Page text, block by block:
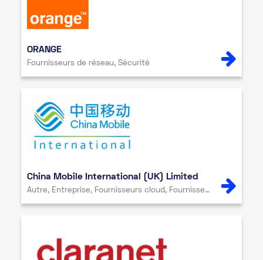
ORANGE
Fournisseurs de réseau, Sécurité
China Mobile International (UK) Limited
Autre, Entreprise, Fournisseurs cloud, Fournisseurs de contenu et de médias, Fournisseurs de réseau, Point d’échange Internet, Sécurité, Service informatique